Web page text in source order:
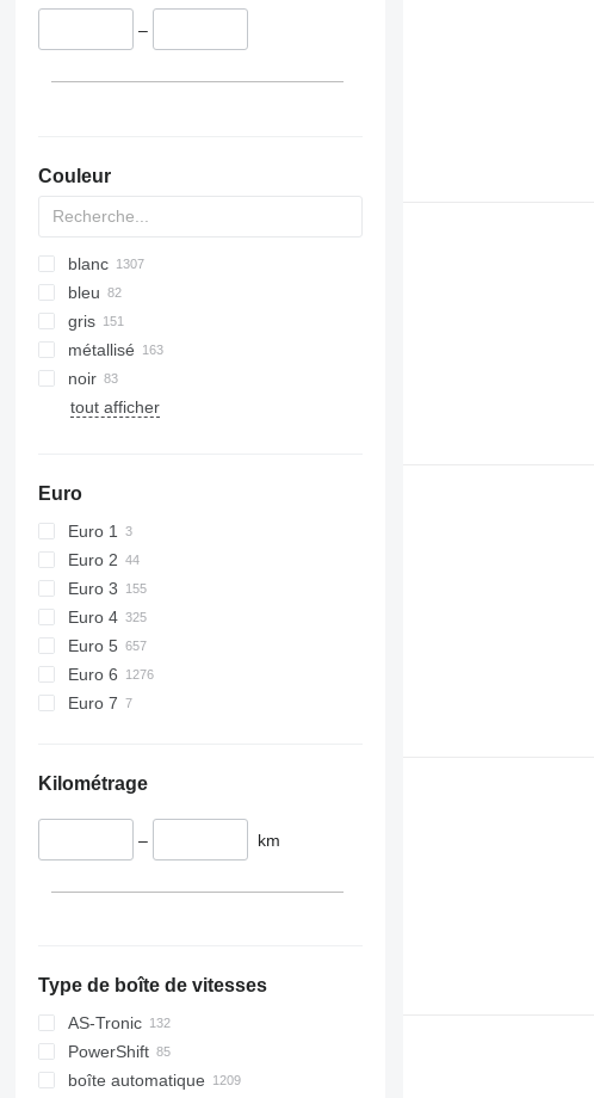
–
Couleur
blanc
bleu
gris
métallisé
noir
tout afficher
Euro
Euro 1
Euro 2
Euro 3
Euro 4
Euro 5
Euro 6
Euro 7
Kilométrage
– km
Type de boîte de vitesses
AS-Tronic
PowerShift
boîte automatique